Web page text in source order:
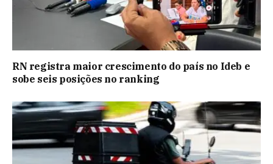
RN registra maior crescimento do país no Ideb e
sobe seis posições no ranking